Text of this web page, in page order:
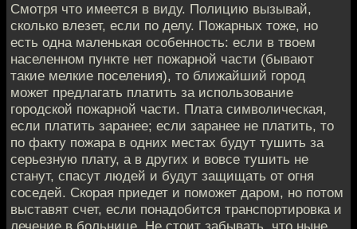
Смотря что имеется в виду. Полицию вызывай,
сколько влезет, если по делу. Пожарных тоже, но
есть одна маленькая особенность: если в твоем
населенном пункте нет пожарной части (бывают
такие мелкие поселения), то ближайший город
может предлагать платить за использование
городской пожарной части. Плата символическая,
если платить заранее; если заранее не платить, то
по факту пожара в одних местах будут тушить за
серьезную плату, а в других и вовсе тушить не
станут, спасут людей и будут защищать от огня
соседей. Скорая приедет и поможет даром, но потом
выставят счет, если понадобится транспортировка и